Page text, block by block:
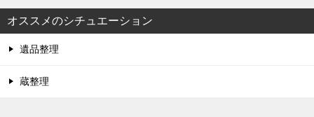
オススメのシチュエーション
遺品整理
蔵整理